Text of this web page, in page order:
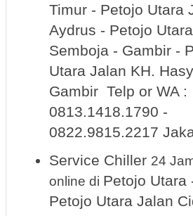
Timur - Petojo Utara
Aydrus - Petojo
Semboja - Gambir -
Utara Jalan KH.
Gambir Telp or WA :
0813.1418.1790 -
0822.9815.2217
Service Chiller 24
online di Petojo Utara
Petojo Utara Jalan